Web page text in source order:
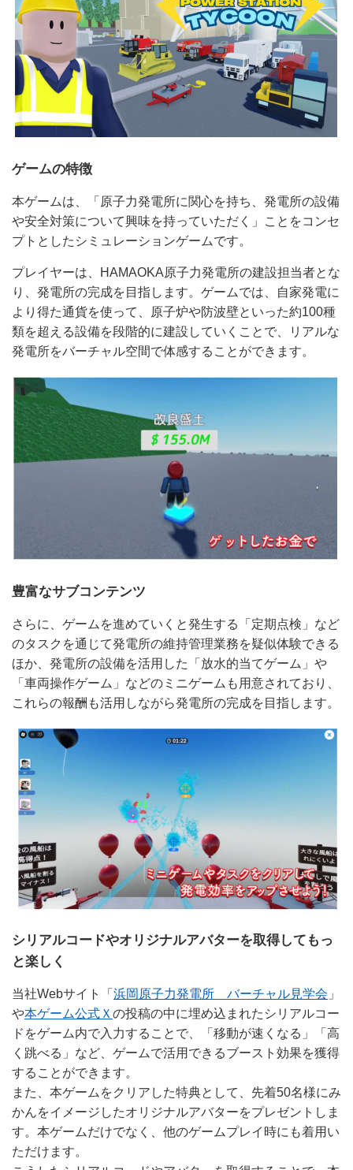
ゲームの特徴
本ゲームは、「原子力発電所に関心を持ち、発電所の設備
や安全対策について興味を持っていただく」ことをコンセ
プトとしたシミュレーションゲームです。
プレイヤーは、HAMAOKA原子力発電所の建設担当者とな
り、発電所の完成を目指します。ゲームでは、自家発電に
より得た通貨を使って、原子炉や防波壁といった約100種
類を超える設備を段階的に建設していくことで、リアルな
発電所をバーチャル空間で体感することができます。
豊富なサブコンテンツ
さらに、ゲームを進めていくと発生する「定期点検」など
のタスクを通じて発電所の維持管理業務を疑似体験できる
ほか、発電所の設備を活用した「放水的当てゲーム」や
「車両操作ゲーム」などのミニゲームも用意されており、
これらの報酬も活用しながら発電所の完成を目指します。
シリアルコードやオリジナルアバターを取得してもっ
と楽しく
当社Webサイト「 浜岡原子力発電所 バーチャル見学会 」
や本ゲーム公式Ｘ の投稿の中に埋め込まれたシリアルコー
ドをゲーム内で入力することで、「移動が速くなる」「高
く跳べる」など、ゲームで活用できるブースト効果を獲得
することができます。
また、本ゲームをクリアした特典として、先着50名様にみ
かんをイメージしたオリジナルアバターをプレゼントしま
す。本ゲームだけでなく、他のゲームプレイ時にも着用い
ただけます。